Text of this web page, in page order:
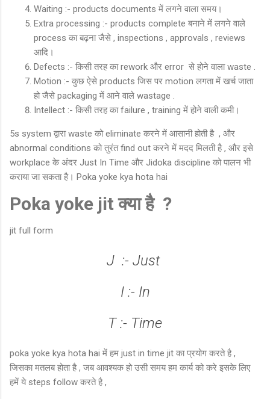
Waiting :- products documents में लगने वाला समय।
Extra processing :- products complete बनाने में लगने वाले
process का बढ़ना जैसे , inspections , approvals , reviews
आदि।
Defects :- किसी तरह का rework और error से होने वाला waste .
Motion :- कुछ ऐसे products जिस पर motion लगता में खर्च जाता
हो जैसे packaging में आने वाले wastage .
Intellect :- किसी तरह का failure , training में होने वाली कमी।
5s system द्वारा waste को eliminate करने में आसानी होती है , और
abnormal conditions को तुरंत find out करने में मदद मिलती है , और इसे
workplace के अंदर Just In Time और Jidoka discipline को पालन भी
कराया जा सकता है। Poka yoke kya hota hai
Poka yoke jit क्या है ?
jit full form
J :- Just
I :- In
T :- Time
poka yoke kya hota hai में हम just in time jit का प्रयोग करते है ,
जिसका मतलब होता है , जब आवश्यक हो उसी समय हम कार्य को करे इसके लिए
हमें ये steps follow करते है ,